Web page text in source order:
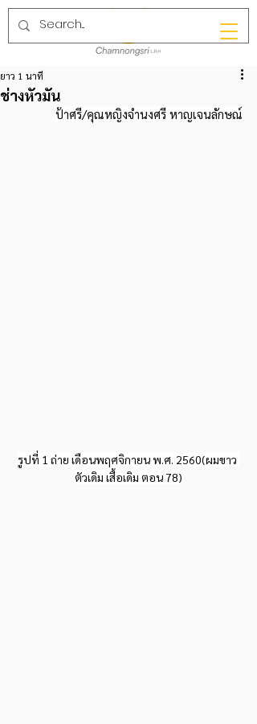
ช่างหัวมัน
ยาว 1 นาที
ป้าศรี/คุณหญิงจำนงศรี หาญเจนลักษณ์
รูปที่ 1 ถ่าย เดือนพฤศจิกายน พ.ศ. 2560(ผมขาว
ตัวเดิม เสื้อเดิม ตอน 78)